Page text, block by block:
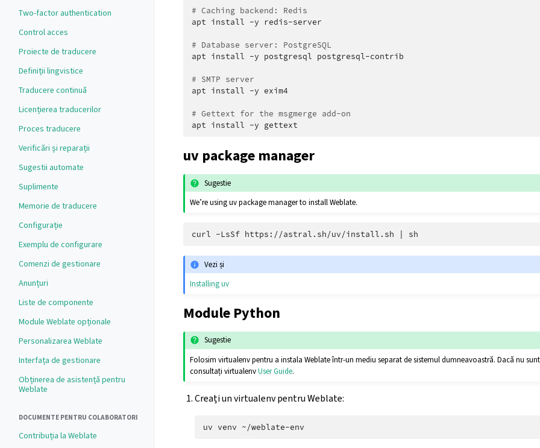
Two-factor authentication
Control acces
Proiecte de traducere
Definiții lingvistice
Traducere continuă
Licențierea traducerilor
Proces traducere
Verificări și reparații
Sugestii automate
Suplimente
Memorie de traducere
Configurație
Exemplu de configurare
Comenzi de gestionare
Anunțuri
Liste de componente
Module Weblate opționale
Personalizarea Weblate
Interfața de gestionare
Obținerea de asistență pentru
Weblate
DOCUMENTE PENTRU COLABORATORI
Contribuția la Weblate
# Caching backend: Redis
apt install -y redis-server
# Database server: PostgreSQL
apt install -y postgresql postgresql-contrib
# SMTP server
apt install -y exim4
# Gettext for the msgmerge add-on
apt install -y
uv package manager
Sugestie
We’re using uv package manager to install Weblate.
curl -LsSf https://astral.sh/uv/install.sh
Vezi și
Installing uv
Module Python
Sugestie
Folosim virtualenv pentru a instala Weblate într-un mediu separat de sistemul dumneavoastră. Dacă nu
consultați virtualenvUser Guide.
Creați un virtualenv pentru Weblate:
uv venv